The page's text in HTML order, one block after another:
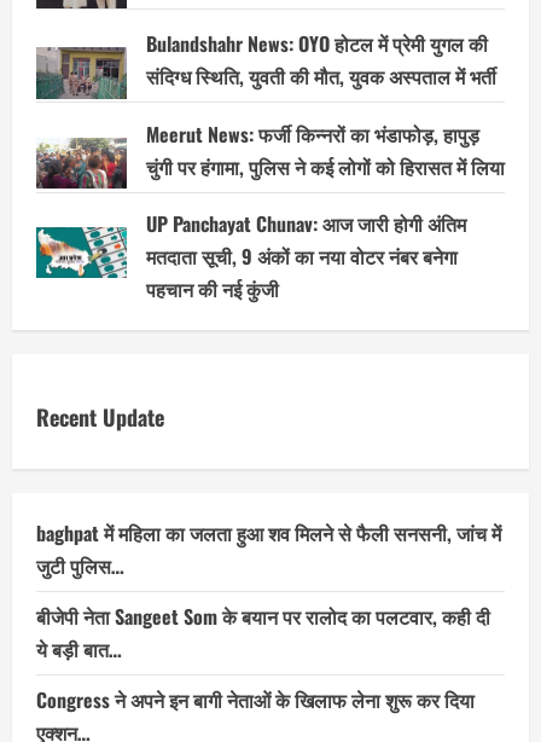
Bulandshahr News: OYO होटल में प्रेमी युगल की
संदिग्ध स्थिति, युवती की मौत, युवक अस्पताल में भर्ती
Meerut News: फर्जी किन्नरों का भंडाफोड़, हापुड़
चुंगी पर हंगामा, पुलिस ने कई लोगों को हिरासत में लिया
UP Panchayat Chunav: आज जारी होगी अंतिम
मतदाता सूची, 9 अंकों का नया वोटर नंबर बनेगा
पहचान की नई कुंजी
Recent Update
baghpat में महिला का जलता हुआ शव मिलने से फैली सनसनी, जांच में
जुटी पुलिस…
बीजेपी नेता Sangeet Som के बयान पर रालोद का पलटवार, कही दी
ये बड़ी बात…
Congress ने अपने इन बागी नेताओं के खिलाफ लेना शुरू कर दिया
एक्शन…